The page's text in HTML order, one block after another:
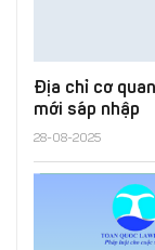
Địa chỉ cơ
mới sáp nhập
28-08-2025